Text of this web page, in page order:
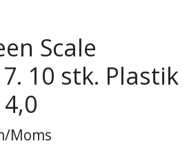
Scale
10 stk. Plastik
Moms